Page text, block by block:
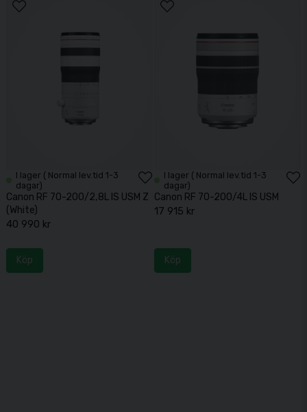
I lager ( Normal lev.tid 1-3
dagar)
Canon RF 70-200/2,8L IS USM Z
(White)
40 990 kr
Köp
I lager ( Normal lev.tid 1-3
dagar)
Canon RF 70-200/4L IS USM
17 915 kr
Köp